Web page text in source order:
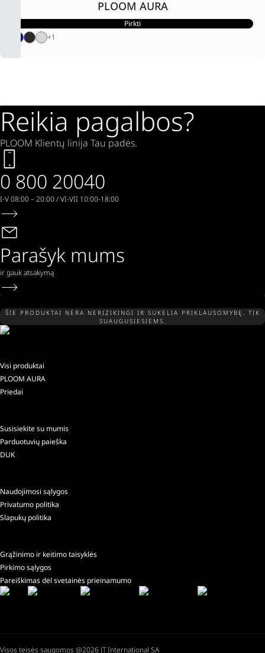
PLOOM AURA
Pirkti
+1
Reikia pagalbos?
PLOOM Klientų linija Tau padės.
0 800 20040
I-V 08:00 – 20:00 / VI-VII 10:00-18:00
Parašyk mums
ir gauk atsakymą
ŠIE PRODUKTAI NĖRA NERIZIKINGI IR SUKELIA PRIKLAUSOMYBĘ. TIK
SUAUGUSIESIEMS.
Visi produktai
PLOOM AURA
Priedai
Susisiekite su mumis
Parduotuvių paieška
DUK
Naudojimosi sąlygos
Privatumo politika
Slapukų politika
Grąžinimo ir keitimo taisyklės
Pirkimo sąlygos
Pareiškimas dėl svetainės prieinamumo
Visos teisės saugomos @2026 JT International SA